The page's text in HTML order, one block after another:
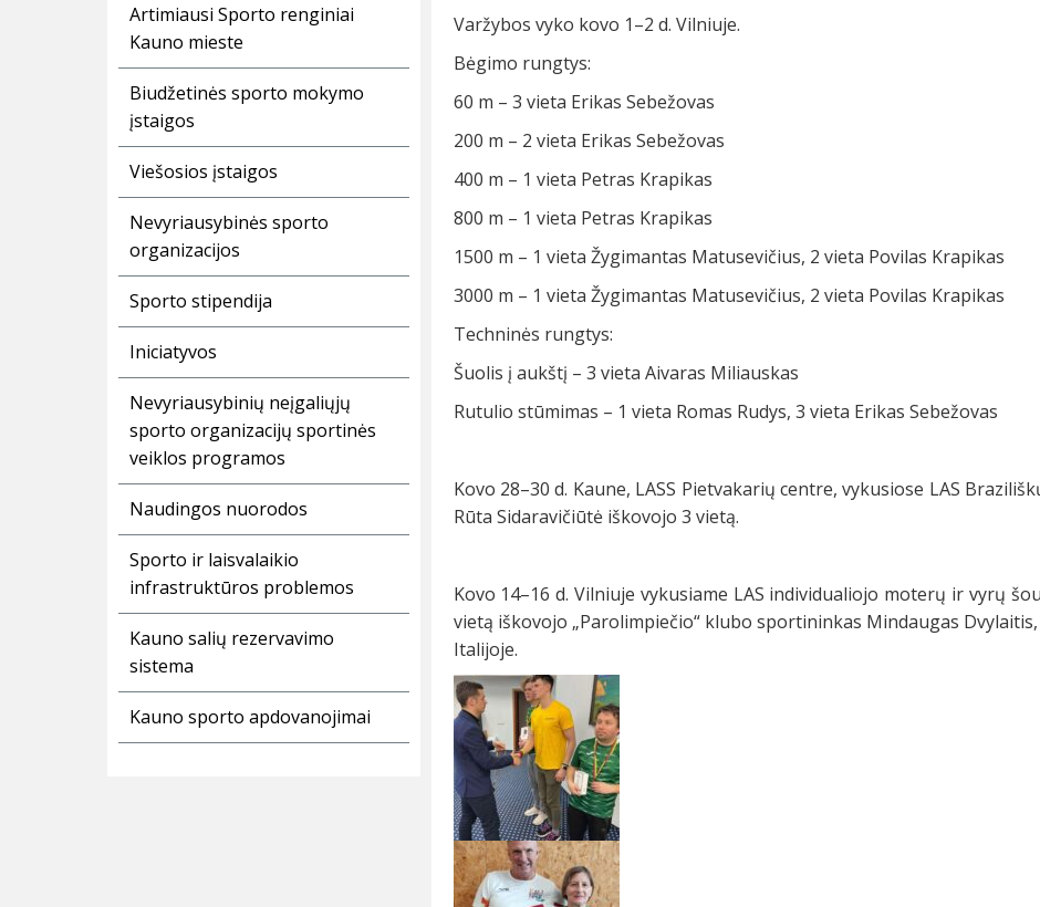
Artimiausi Sporto renginiai
Kauno mieste
Biudžetinės sporto mokymo
įstaigos
Viešosios įstaigos
Nevyriausybinės sporto
organizacijos
Sporto stipendija
Iniciatyvos
Nevyriausybinių neįgaliųjų
sporto organizacijų sportinės
veiklos programos
Naudingos nuorodos
Sporto ir laisvalaikio
infrastruktūros problemos
Kauno salių rezervavimo
sistema
Kauno sporto apdovanojimai
Varžybos vyko kovo 1–2 d. Vilniuje.
Bėgimo rungtys:
60 m – 3 vieta Erikas Sebežovas
200 m – 2 vieta Erikas Sebežovas
400 m – 1 vieta Petras Krapikas
800 m – 1 vieta Petras Krapikas
1500 m – 1 vieta Žygimantas Matusevičius, 2 vieta Povilas Krapikas
3000 m – 1 vieta Žygimantas Matusevičius, 2 vieta Povilas Krapikas
Techninės rungtys:
Šuolis į aukštį – 3 vieta Aivaras Miliauskas
Rutulio stūmimas – 1 vieta Romas Rudys, 3 vieta Erikas Sebežovas
Kovo 28–30 d. Kaune, LASS Pietvakarių centre, vykusiose LAS
Rūta Sidaravičiūtė iškovojo 3 vietą.
Kovo 14–16 d. Vilniuje vykusiame LAS individualiojo moterų ir vyrų
vietą iškovojo „Parolimpiečio“ klubo sportininkas Mindaugas
Italijoje.